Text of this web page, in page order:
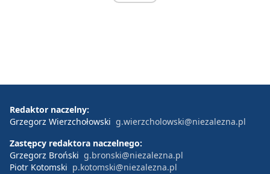
Redaktor naczelny:
Grzegorz Wierzchołowski g.wierzcholowski@niezalezna.pl
Zastępcy redaktora naczelnego:
Grzegorz Broński g.bronski@niezalezna.pl
Piotr Kotomski p.kotomski@niezalezna.pl